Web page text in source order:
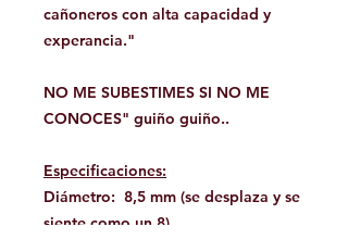
cañoneros con alta capacidad y
experancia."
NO ME SUBESTIMES SI NO ME
CONOCES" guiño guiño..
Especificaciones:
Diámetro: 8,5 mm (se desplaza y se
siente como un 8)